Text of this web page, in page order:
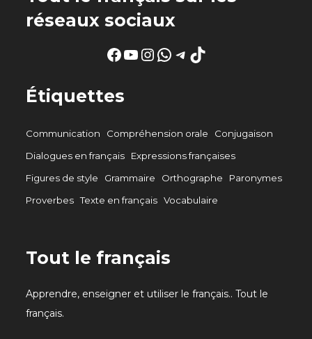
réseaux sociaux
Facebook
YouTube
Instagram
WhatsApp
Telegram
TikTok
Étiquettes
Communication Compréhension orale
Conjugaison
Dialogues en français
Expressions françaises
Figures de style
Grammaire Orthographe
Paronymes
Proverbes Texte en français Vocabulaire
Tout le français
Apprendre, enseigner et utiliser le français.. Tout le
français.